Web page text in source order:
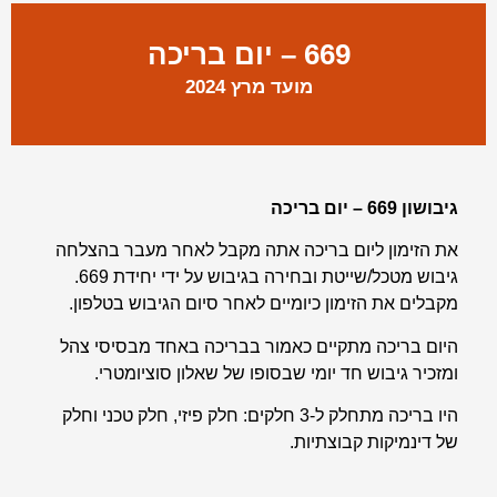
669 – יום בריכה
מועד מרץ 2024
גיבושון 669 – יום בריכה
את הזימון ליום בריכה אתה מקבל לאחר מעבר בהצלחה
גיבוש מטכל/שייטת ובחירה בגיבוש על ידי יחידת 669.
מקבלים את הזימון כיומיים לאחר סיום הגיבוש בטלפון.
היום בריכה מתקיים כאמור בבריכה באחד מבסיסי צהל
ומזכיר גיבוש חד יומי שבסופו של שאלון סוציומטרי.
היו בריכה מתחלק ל-3 חלקים: חלק פיזי, חלק טכני וחלק
של דינמיקות קבוצתיות.